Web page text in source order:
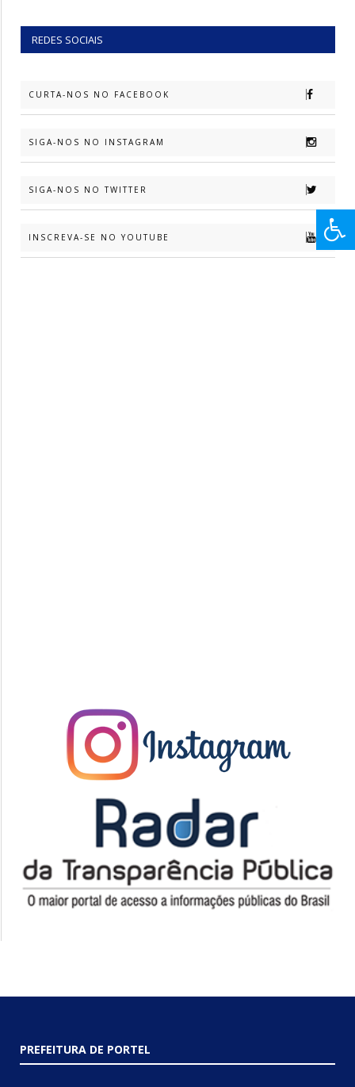
REDES SOCIAIS
CURTA-NOS NO FACEBOOK
SIGA-NOS NO INSTAGRAM
SIGA-NOS NO TWITTER
INSCREVA-SE NO YOUTUBE
PREFEITURA DE PORTEL